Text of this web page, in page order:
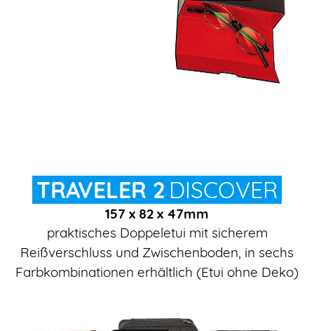
TRAVELER 2 DISCOVER
157 x 82 x 47mm
praktisches Doppeletui mit sicherem
Reißverschluss und Zwischenboden, in sechs
Farbkombinationen erhältlich (Etui ohne Deko)